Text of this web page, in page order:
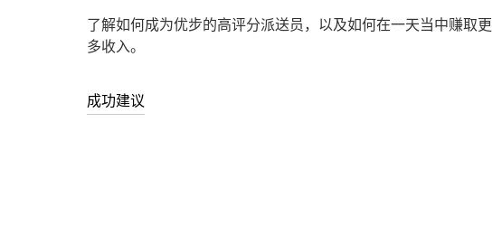
了解如何成为优步的高评分派送员，以及如何在一天当中赚取更
多收入。
成功建议